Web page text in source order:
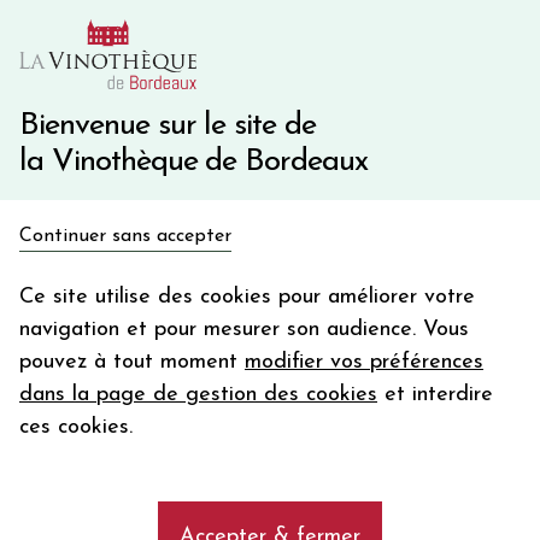
Bienvenue sur le site de
la Vinothèque de Bordeaux
Continuer sans accepter
Ce site utilise des cookies pour améliorer votre
navigation et pour mesurer son audience. Vous
pouvez à tout moment modifier vos préférences
dans la page de gestion des cookies et interdire
ces cookies.
10€ de remise immédiate sur votre première commande
Une question ?
Les vins de la propriété CHATEAU
PAVIE MACQUIN
CHATEAU PAVIE MACQUIN
en bon d'achat
Votre
email
En m’abonnant, j’accepte de recevoir la newsletter de la